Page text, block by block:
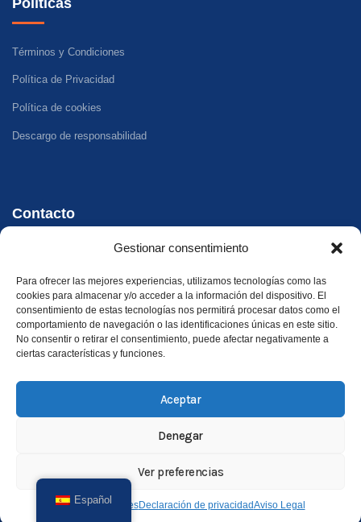
Gestionar consentimiento
Para ofrecer las mejores experiencias, utilizamos tecnologías como las
cookies para almacenar y/o acceder a la información del dispositivo. El
consentimiento de estas tecnologías nos permitirá procesar datos como el
comportamiento de navegación o las identificaciones únicas en este sitio.
No consentir o retirar el consentimiento, puede afectar negativamente a
ciertas características y funciones.
Aceptar
Denegar
Ver preferencias
Política de cookiesDeclaración de privacidadAviso Legal
Términos y Condiciones
Política de Privacidad
Política de cookies
Descargo de responsabilidad
Contacto
+34 647 33 96 35
Dirección
Carrer Riu Xúquer, 32, 46960 Aldaia, València
Xirivella Camper. Todos los derechos reservados.
Español